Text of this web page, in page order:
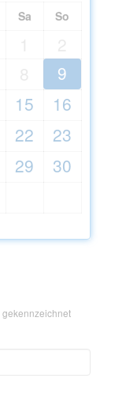
Sa So
9
15
16
22
23
29
30
gekennzeichnet